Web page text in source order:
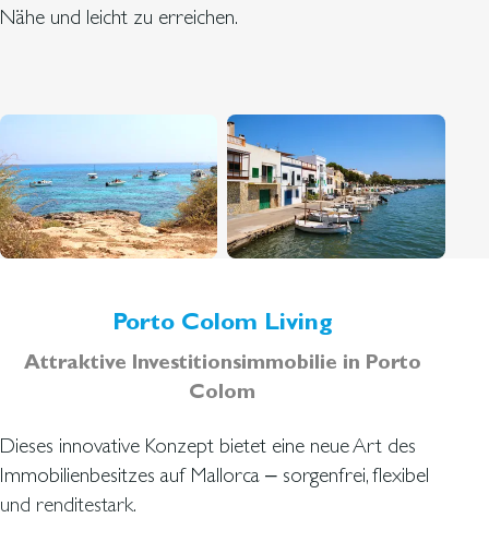
Nähe und leicht zu erreichen.
Porto Colom Living
Attraktive Investitionsimmobilie in Porto
Colom
Dieses innovative Konzept bietet eine neue Art des
Immobilienbesitzes auf Mallorca – sorgenfrei, flexibel
und renditestark.